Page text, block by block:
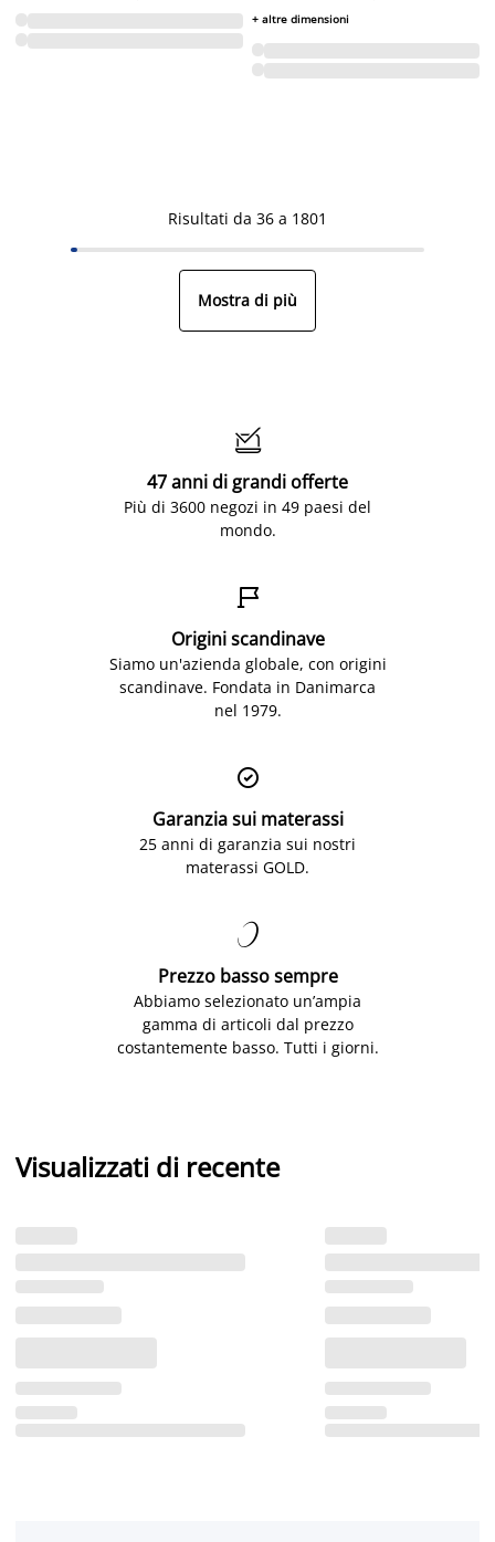
+ altre dimensioni
Risultati da 36 a 1801
Mostra di più

47 anni di grandi offerte
Più di 3600 negozi in 49 paesi del
mondo.

Origini scandinave
Siamo un'azienda globale, con origini
scandinave. Fondata in Danimarca
nel 1979.

Garanzia sui materassi
25 anni di garanzia sui nostri
materassi GOLD.

Prezzo basso sempre
Abbiamo selezionato un’ampia
gamma di articoli dal prezzo
costantemente basso. Tutti i giorni.
Visualizzati di recente